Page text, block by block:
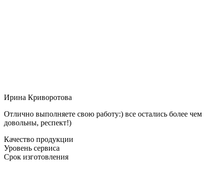
Ирина Криворотова
Отлично выполняете свою работу:) все остались более чем
довольны, респект!)
Качество продукции
Уровень сервиса
Срок изготовления